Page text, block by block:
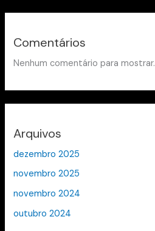
Comentários
Nenhum comentário para mostrar.
Arquivos
dezembro 2025
novembro 2025
novembro 2024
outubro 2024